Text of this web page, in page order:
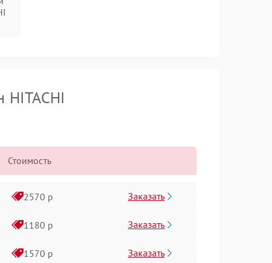
Стоимость
2570 р Заказать
1180 р Заказать
1570 р Заказать